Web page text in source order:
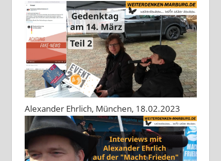
Alexander Ehrlich, München, 18.02.2023